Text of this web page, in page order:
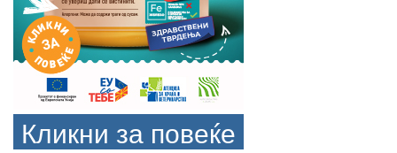
Кликни за повеќе